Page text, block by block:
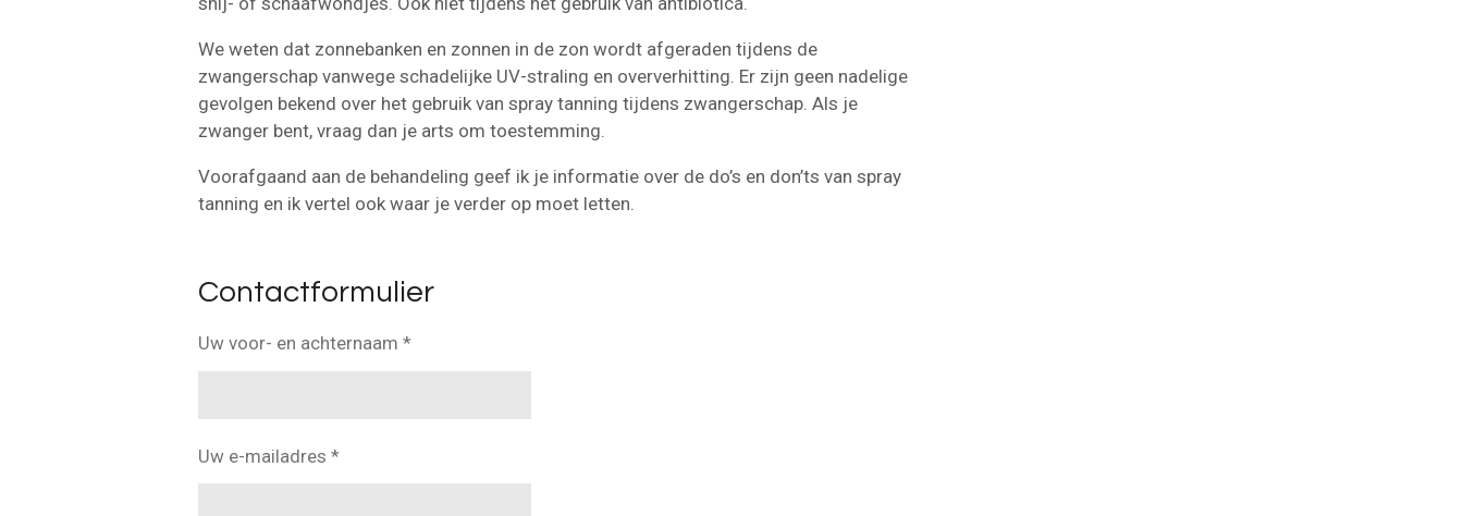
We weten dat zonnebanken en zonnen in de zon wordt afgeraden tijdens de
zwangerschap vanwege schadelijke UV-straling en oververhitting. Er zijn geen nadelige
gevolgen bekend over het gebruik van spray tanning tijdens zwangerschap. Als je
zwanger bent, vraag dan je arts om toestemming.
Voorafgaand aan de behandeling geef ik je informatie over de do’s en don’ts van spray
tanning en ik vertel ook waar je verder op moet letten.
Contactformulier
Uw voor- en achternaam *
Uw e-mailadres *